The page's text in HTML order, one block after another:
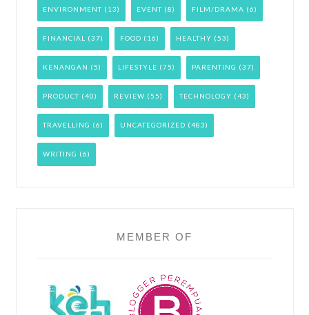
ENVIRONMENT(13) EVENT(8) FILM/DRAMA (6)
FINANCIAL (37) FOOD (16) HEALTHY (53)
KENANGAN (5) LIFESTYLE (75) PARENTING (37)
PRODUCT(40) REVIEW (55) TECHNOLOGY (43)
TRAVELLING (6) UNCATEGORIZED (483)
WRITING (6)
MEMBER OF